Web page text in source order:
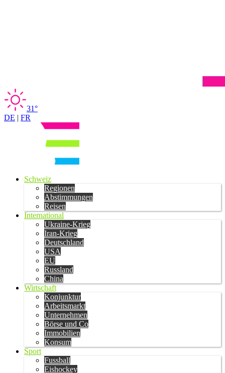
31°
DE | FR
Schweiz
Regionen
Abstimmungen
Reisen
International
Ukraine-Krieg
Iran-Krieg
Deutschland
USA
EU
Russland
China
Wirtschaft
Konjunktur
Arbeitsmarkt
Unternehmen
Börse und Co
Immobilien
Konsum
Sport
Fussball
Eishockey